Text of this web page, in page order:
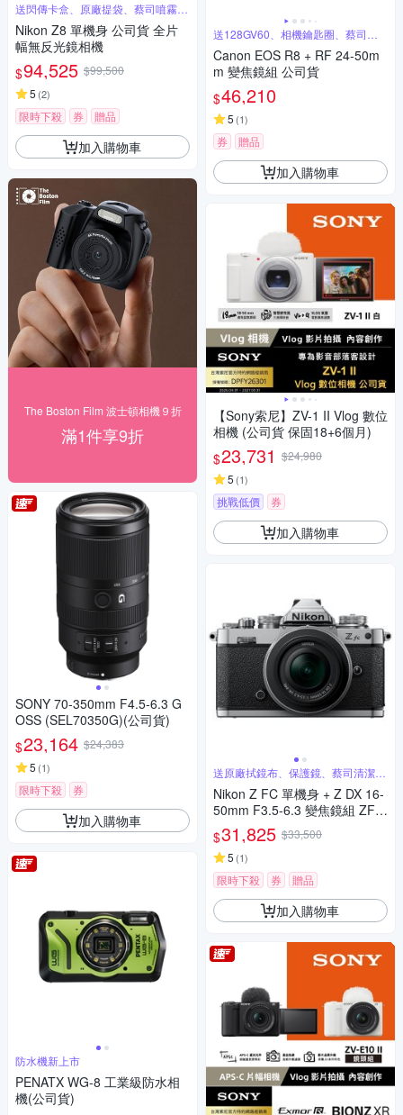
送閃傳卡盒、原廠提袋、蔡司噴霧組
等好禮
Nikon Z8 單機身 公司貨 全片
幅無反光鏡相機
$94,525 $99,500
5 (2)
限時下殺 券 贈品
加入購物車
The Boston Film 波士頓相機９折
滿1件享9折
SONY 70-350mm F4.5-6.3 G
OSS (SEL70350G)(公司貨)
$23,164 $24,383
5 (1)
限時下殺 券
加入購物車
防水機新上市
PENATX WG-8 工業級防水相
機(公司貨)
送128GV60、相機鑰匙圈、蔡司噴
霧
Canon EOS R8 + RF 24-50m
m 變焦鏡組 公司貨
$46,210
5 (1)
券 贈品
加入購物車
【Sony索尼】ZV-1 II Vlog 數位
相機 (公司貨 保固18+6個月)
$23,731 $24,980
5 (1)
挑戰低價 券
加入購物車
送原廠拭鏡布、保護鏡、蔡司清潔噴
霧組
Nikon Z FC 單機身 + Z DX 16-
50mm F3.5-6.3 變焦鏡組 ZFC
公司貨
$31,825 $33,500
5 (1)
限時下殺 券 贈品
加入購物車